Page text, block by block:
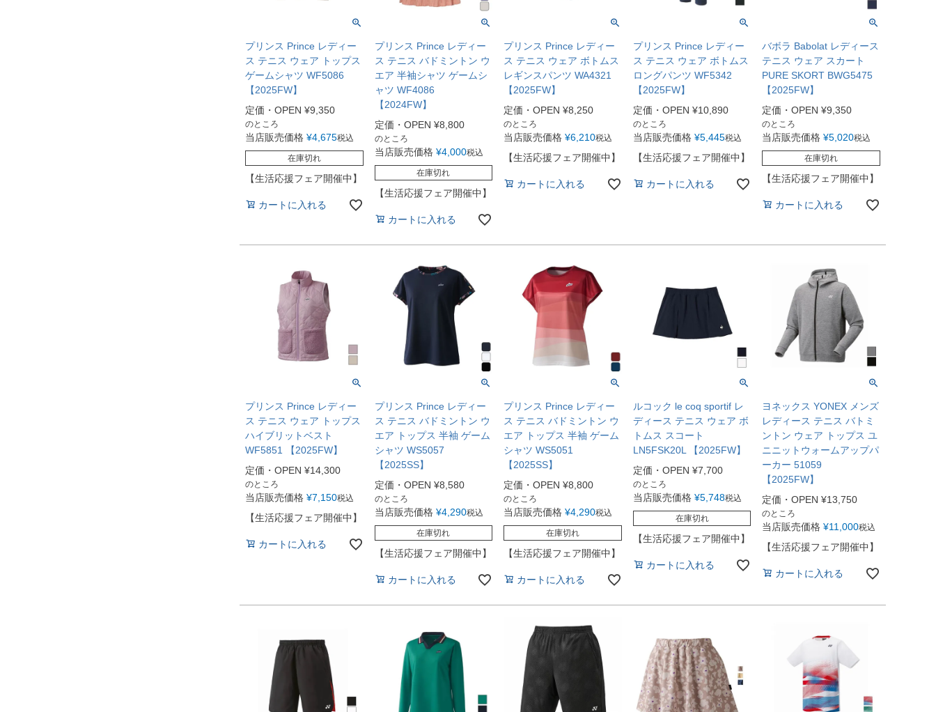
プリンス Prince レディー
ス テニス ウェア トップス
ゲームシャツ WF5086
【2025FW】
定価・OPEN ¥9,350
のところ
当店販売価格 ¥4,675税込
在庫切れ
【生活応援フェア開催中】
カートに入れる
プリンス Prince レディー
ス テニス バドミントン ウ
エア 半袖シャツ ゲームシ
ャツ WF4086
【2024FW】
定価・OPEN ¥8,800
のところ
当店販売価格 ¥4,000税込
在庫切れ
【生活応援フェア開催中】
カートに入れる
プリンス Prince レディー
ス テニス ウェア ボトムス
レギンスパンツ WA4321
【2025FW】
定価・OPEN ¥8,250
のところ
当店販売価格 ¥6,210税込
【生活応援フェア開催中】
カートに入れる
プリンス Prince レディー
ス テニス ウェア ボトムス
ロングパンツ WF5342
【2025FW】
定価・OPEN ¥10,890
のところ
当店販売価格 ¥5,445税込
【生活応援フェア開催中】
カートに入れる
バボラ Babolat レディース
テニス ウェア スカート
PURE SKORT BWG5475
【2025FW】
定価・OPEN ¥9,350
のところ
当店販売価格 ¥5,020税込
在庫切れ
【生活応援フェア開催中】
カートに入れる
プリンス Prince レディー
ス テニス ウェア トップス
ハイブリットベスト
WF5851 【2025FW】
定価・OPEN ¥14,300
のところ
当店販売価格 ¥7,150税込
【生活応援フェア開催中】
カートに入れる
プリンス Prince レディー
ス テニス バドミントン ウ
エア トップス 半袖 ゲーム
シャツ WS5057
【2025SS】
定価・OPEN ¥8,580
のところ
当店販売価格 ¥4,290税込
在庫切れ
【生活応援フェア開催中】
カートに入れる
プリンス Prince レディー
ス テニス バドミントン ウ
エア トップス 半袖 ゲーム
シャツ WS5051
【2025SS】
定価・OPEN ¥8,800
のところ
当店販売価格 ¥4,290税込
在庫切れ
【生活応援フェア開催中】
カートに入れる
ルコック le coq sportif レ
ディース テニス ウェア ボ
トムス スコート
LN5FSK20L 【2025FW】
定価・OPEN ¥7,700
のところ
当店販売価格 ¥5,748税込
在庫切れ
【生活応援フェア開催中】
カートに入れる
ヨネックス YONEX メンズ
レディース テニス バトミ
ントン ウェア トップス ユ
ニニットウォームアップパ
ーカー 51059
【2025FW】
定価・OPEN ¥13,750
のところ
当店販売価格 ¥11,000税込
【生活応援フェア開催中】
カートに入れる